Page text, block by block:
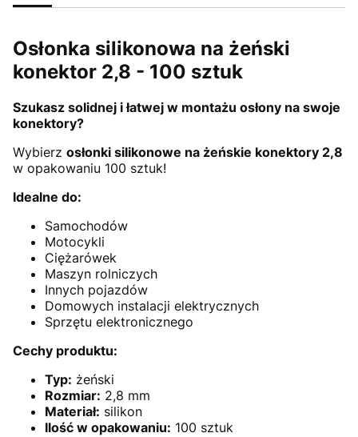
Osłonka silikonowa na żeński
konektor 2,8 - 100 sztuk
Szukasz solidnej i łatwej w montażu osłony na swoje
konektory?
Wybierz osłonki silikonowe na żeńskie konektory 2,8
w opakowaniu 100 sztuk!
Idealne do:
Samochodów
Motocykli
Ciężarówek
Maszyn rolniczych
Innych pojazdów
Domowych instalacji elektrycznych
Sprzętu elektronicznego
Cechy produktu:
Typ: żeński
Rozmiar: 2,8 mm
Materiał: silikon
Ilość w opakowaniu: 100 sztuk